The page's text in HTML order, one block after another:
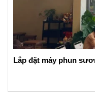
Lắp đặt máy phun